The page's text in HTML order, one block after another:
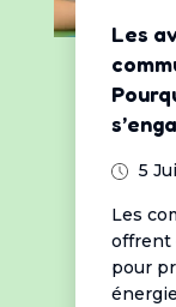
Les
5
Les
offrent
pour